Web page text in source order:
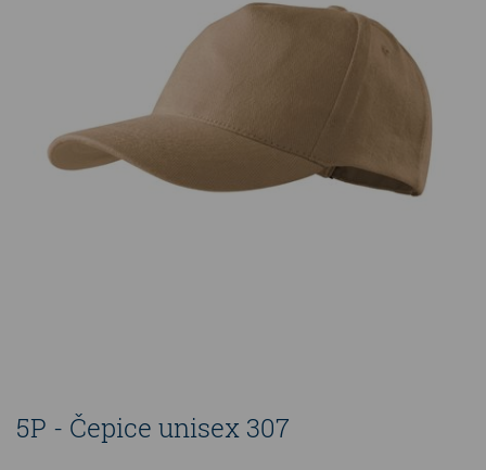
5P - Čepice unisex 307